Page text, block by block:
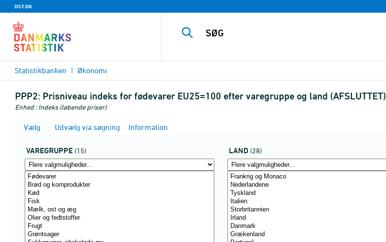
DST.DK
Statistikbanken Økonomi
PPP2: Prisniveau indeks for fødevarer EU25=100 efter varegruppe og land (AFSLUTTET)
Enhed : Indeks (løbende priser)
Vælg Udvælg via søgning Information
VAREGRUPPE (15) LAND (28)